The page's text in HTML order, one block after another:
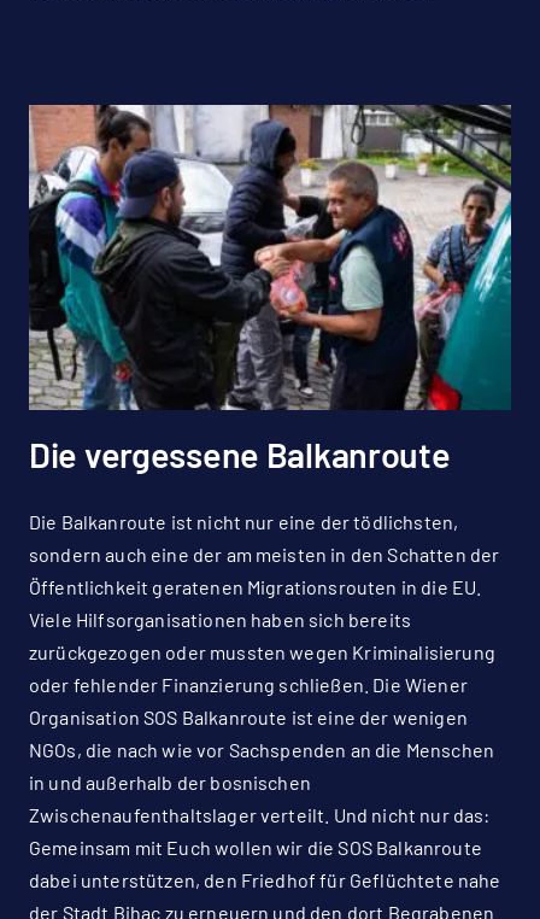
Die vergessene Balkanroute
Die Balkanroute ist nicht nur eine der tödlichsten,
sondern auch eine der am meisten in den Schatten der
Öffentlichkeit geratenen Migrationsrouten in die EU.
Viele Hilfsorganisationen haben sich bereits
zurückgezogen oder mussten wegen Kriminalisierung
oder fehlender Finanzierung schließen. Die Wiener
Organisation SOS Balkanroute ist eine der wenigen
NGOs, die nach wie vor Sachspenden an die Menschen
in und außerhalb der bosnischen
Zwischenaufenthaltslager verteilt. Und nicht nur das:
Gemeinsam mit Euch wollen wir die SOS Balkanroute
dabei unterstützen, den Friedhof für Geflüchtete nahe
der Stadt Bihac zu erneuern und den dort Begrabenen